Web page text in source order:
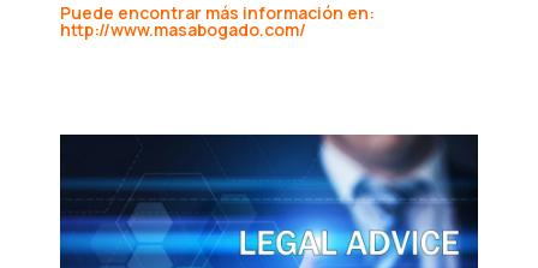
Puede encontrar más información en:
http://www.masabogado.com/